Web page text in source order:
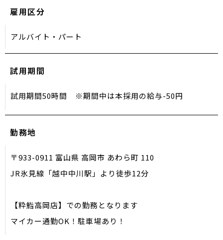
雇用区分
アルバイト・パート
試用期間
試用期間50時間 ※期間中は本採用の給与-50円
勤務地
〒933-0911 富山県 高岡市 あわら町 110
JR氷見線「越中中川駅」より徒歩12分
【粋鮨高岡店】での勤務となります
マイカー通勤OK！駐車場あり！